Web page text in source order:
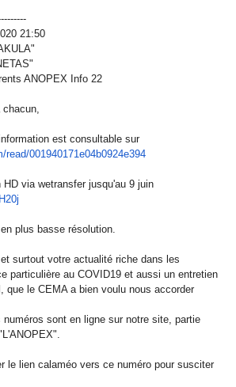
21:50
ANOPEX Info 22
chacun,
est consultable sur
read/001940171e04b0924e394
HD via wetransfer jusqu'au 9 juin
plus basse résolution.
surtout votre actualité riche dans les
particulière au COVID19 et aussi un entretien
que le CEMA a bien voulu nous accorder
numéros sont en ligne sur notre site, partie
le lien calaméo vers ce numéro pour susciter